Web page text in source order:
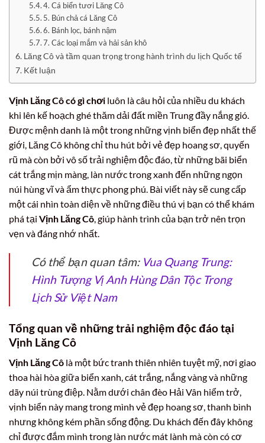
4. Cá biển tươi Lăng Cô
5. Bún chả cá Lăng Cô
6. Bánh lọc, bánh nậm
7. Các loại mắm và hải sản khô
Lăng Cô và tầm quan trọng trong hành trình du lịch Quốc tế
Kết luận
Vịnh Lăng Cô có gì chơi luôn là câu hỏi của nhiều du khách
khi lên kế hoạch ghé thăm dải đất miền Trung đầy nắng gió.
Được mệnh danh là một trong những vịnh biển đẹp nhất thế
giới, Lăng Cô không chỉ thu hút bởi vẻ đẹp hoang sơ, quyến
rũ mà còn bởi vô số trải nghiệm độc đáo, từ những bãi biển
cát trắng mịn màng, làn nước trong xanh đến những ngọn
núi hùng vĩ và ẩm thực phong phú. Bài viết này sẽ cung cấp
một cái nhìn toàn diện về những điều thú vị bạn có thể khám
phá tại Vịnh Lăng Cô, giúp hành trình của bạn trở nên trọn
vẹn và đáng nhớ nhất.
Có thể bạn quan tâm: Vua Quang Trung:
Hình Tượng Vị Anh Hùng Dân Tộc Trong
Lịch Sử Việt Nam
Tổng quan về những trải nghiệm độc đáo tại
Vịnh Lăng Cô
Vịnh Lăng Cô là một bức tranh thiên nhiên tuyệt mỹ, nơi giao
thoa hài hòa giữa biển xanh, cát trắng, nắng vàng và những
dãy núi trùng điệp. Nằm dưới chân đèo Hải Vân hiểm trở,
vịnh biển này mang trong mình vẻ đẹp hoang sơ, thanh bình
nhưng không kém phần sống động. Du khách đến đây không
chỉ được đắm mình trong làn nước mát lành mà còn có cơ